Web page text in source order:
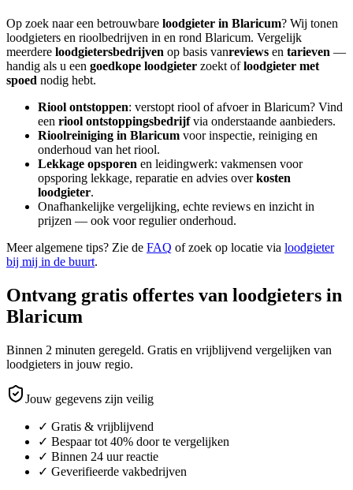
Op zoek naar een betrouwbare loodgieter in Blaricum? Wij tonen
loodgieters en rioolbedrijven in en rond Blaricum. Vergelijk
meerdere loodgietersbedrijven op basis vanreviews en tarieven —
handig als u een goedkope loodgieter zoekt ofloodgieter met
spoed nodig hebt.
Riool ontstoppen: verstopt riool of afvoer in Blaricum? Vind
een riool ontstoppingsbedrijfvia onderstaande aanbieders.
Rioolreiniging in Blaricum voor inspectie, reiniging en
onderhoud van het riool.
Lekkage opsporen en leidingwerk: vakmensen voor
opsporing lekkage, reparatie en advies overkosten
loodgieter.
Onafhankelijke vergelijking, echte reviews en inzicht in
prijzen — ook voor regulier onderhoud.
Meer algemene tips? Zie de FAQ of zoek op locatie via loodgieter
bij mij in de buurt.
Ontvang gratis offertes van loodgieters in
Blaricum
Binnen 2 minuten geregeld. Gratis en vrijblijvend vergelijken van
loodgieters in jouw regio.
Jouw gegevens zijn veilig
✓ Gratis & vrijblijvend
✓ Bespaar tot 40% door te vergelijken
✓ Binnen 24 uur reactie
✓ Geverifieerde vakbedrijven